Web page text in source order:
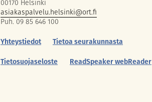
00170 Helsinki
asiakaspalvelu.helsinki@ort.fi
Puh. 09 85 646 100
Yhteystiedot
Tietoa seurakunnasta
Tietosuojaseloste
ReadSpeaker webReader